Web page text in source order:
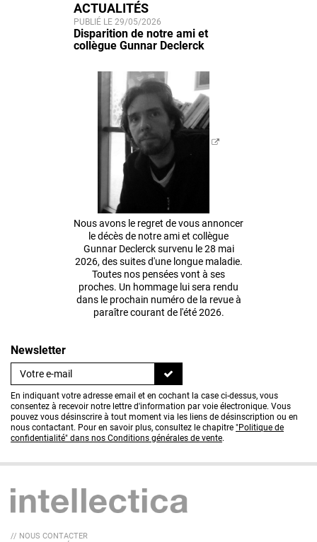
ACTUALITÉS
PUBLIÉ LE 29/05/2026
Disparition de notre ami et
collègue Gunnar Declerck
Nous avons le regret de vous annoncer
le décès de notre ami et collègue
Gunnar Declerck survenu le 28 mai
2026, des suites d'une longue maladie.
Toutes nos pensées vont à ses
proches. Un hommage lui sera rendu
dans le prochain numéro de la revue à
paraître courant de l'été 2026.
Newsletter
En indiquant votre adresse email et en cochant la case ci-dessus, vous
consentez à recevoir notre lettre d'information par voie électronique. Vous
pouvez vous désinscrire à tout moment via les liens de désinscription ou en
nous contactant. Pour en savoir plus, consultez le chapitre "Politique de
confidentialité" dans nos Conditions générales de vente.
// NOUS CONTACTER